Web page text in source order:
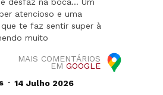
atencioso e uma
te faz sentir super à
muito
MAIS COMENTÁRIOS
EM GOOGLE
. 14 Julho 2026